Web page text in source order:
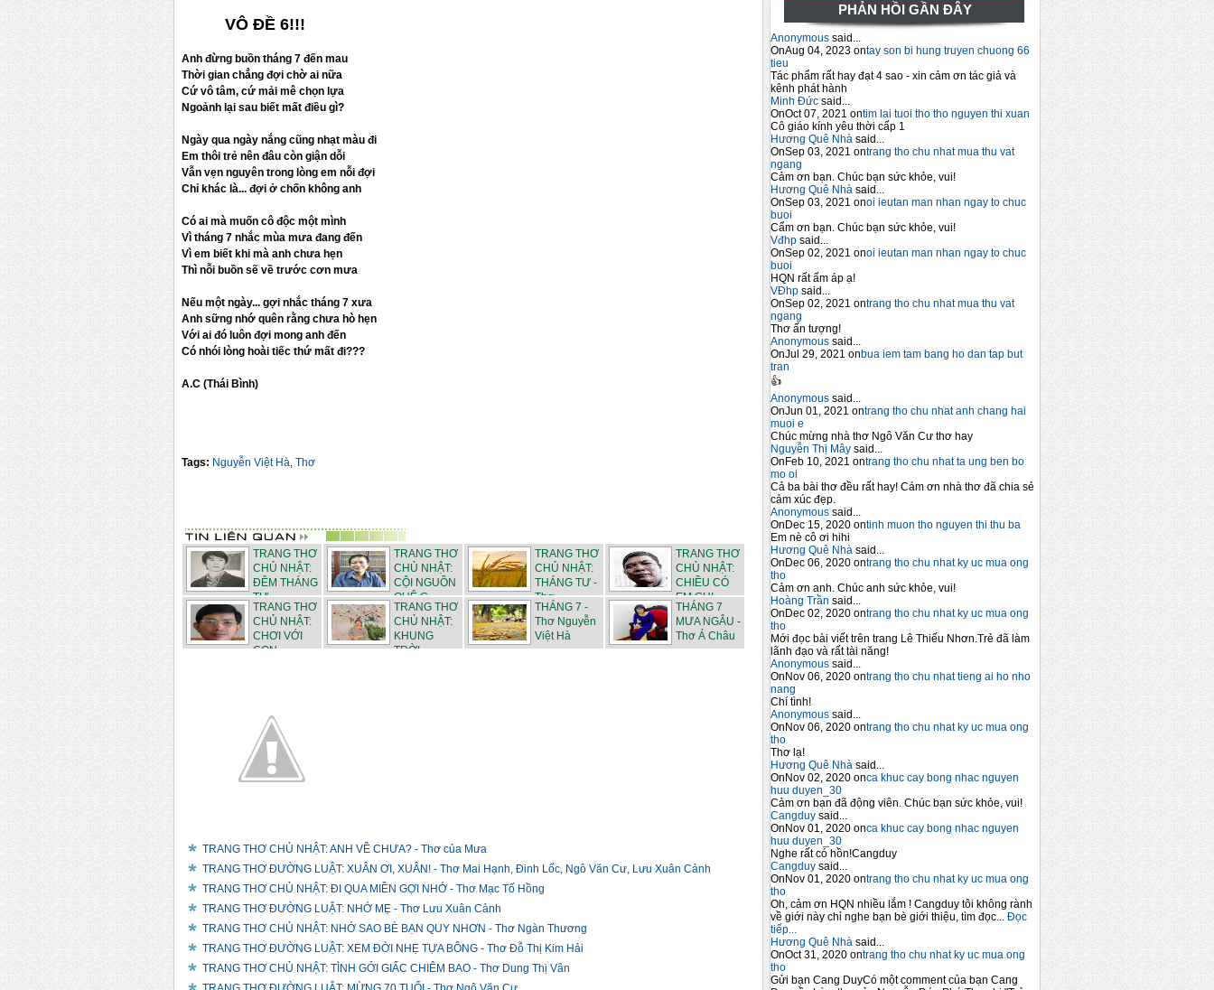
PHẢN HỒI GẦN ĐÂY
Anonymous said...
OnAug 04, 2023 ontay son bi hung truyen chuong 66
tieu
Tác phẩm rất hay đạt 4 sao - xin cảm ơn tác giả và
kênh phát hành
Minh Đức said...
OnOct 07, 2021 ontim lai tuoi tho tho nguyen thi xuan
Cô giáo kính yêu thời cấp 1
Hương Quê Nhà said...
OnSep 03, 2021 ontrang tho chu nhat mua thu vat
ngang
Cảm ơn bạn. Chúc bạn sức khỏe, vui!
Hương Quê Nhà said...
OnSep 03, 2021 onoi ieutan man nhan ngay to chuc
buoi
Cẩm ơn bạn. Chúc bạn sức khỏe, vui!
Vđhp said...
OnSep 02, 2021 onoi ieutan man nhan ngay to chuc
buoi
HQN rất ấm áp ạ!
VĐhp said...
OnSep 02, 2021 ontrang tho chu nhat mua thu vat
ngang
Thơ ấn tượng!
Anonymous said...
OnJul 29, 2021 onbua iem tam bang ho dan tap but
tran
👍
Anonymous said...
OnJun 01, 2021 ontrang tho chu nhat anh chang hai
muoi e
Chúc mừng nhà thơ Ngô Văn Cư thơ hay
Nguyễn Thị Mây said...
OnFeb 10, 2021 ontrang tho chu nhat ta ung ben bo
mo oi
Cả ba bài thơ đều rất hay! Cám ơn nhà thơ đã chia sẻ
cảm xúc đẹp.
Anonymous said...
OnDec 15, 2020 ontinh muon tho nguyen thi thu ba
Em nè cô ơi hihi
Hương Quê Nhà said...
OnDec 06, 2020 ontrang tho chu nhat ky uc mua ong
tho
Cảm ơn anh. Chúc anh sức khỏe, vui!
Hoàng Trần said...
OnDec 02, 2020 ontrang tho chu nhat ky uc mua ong
tho
Mới đọc bài viết trên trang Lê Thiếu Nhơn.Trẻ đã làm
lãnh đạo và rất tài năng!
Anonymous said...
OnNov 06, 2020 ontrang tho chu nhat tieng ai ho nho
nang
Chí tình!
Anonymous said...
OnNov 06, 2020 ontrang tho chu nhat ky uc mua ong
tho
Thơ lạ!
Hương Quê Nhà said...
OnNov 02, 2020 onca khuc cay bong nhac nguyen
huu duyen_30
Cảm ơn bạn đã động viên. Chúc bạn sức khỏe, vui!
Cangduy said...
OnNov 01, 2020 onca khuc cay bong nhac nguyen
huu duyen_30
Nghe rất có hồn!Cangduy
Cangduy said...
OnNov 01, 2020 ontrang tho chu nhat ky uc mua ong
tho
Oh, cảm ơn HQN nhiều lắm ! Cangduy tôi không rành
về giới này chỉ nghe bạn bè giới thiệu, tìm đọc...
Đọc
tiếp...
Hương Quê Nhà said...
OnOct 31, 2020 ontrang tho chu nhat ky uc mua ong
tho
Gửi bạn Cang DuyCó một comment của bạn Cang
VÔ ĐỀ 6!!!
Anh đừng buồn tháng 7 đến mau
Thời gian chẳng đợi chờ ai nữa
Cứ vô tâm, cứ mải mê chọn lựa
Ngoảnh lại sau biết mất điều gì?
Ngày qua ngày nắng cũng nhạt màu đi
Em thôi trẻ nên đâu còn giận dỗi
Vẫn vẹn nguyên trong lòng em nỗi đợi
Chỉ khác là... đợi ở chốn không anh
Có ai mà muốn cô độc một mình
Vì tháng 7 nhắc mùa mưa đang đến
Vì em biết khi mà anh chưa hẹn
Thì nỗi buồn sẽ về trước cơn mưa
Nếu một ngày... gợi nhắc tháng 7 xưa
Anh sững nhớ quên rằng chưa hò hẹn
Với ai đó luôn đợi mong anh đến
Có nhói lòng hoài tiếc thứ mất đi???
A.C (Thái Bình)
Tags: Nguyễn Việt Hà, Thơ
TRANG THƠ
CHỦ NHẬT:
ĐÊM THÁNG
TƯ - ...
TRANG THƠ
CHỦ NHẬT:
CỘI NGUỒN
QUÊ C...
TRANG THƠ
CHỦ NHẬT:
THÁNG TƯ -
Thơ ...
TRANG THƠ
CHỦ NHẬT:
CHIỀU CÓ
EM CHI...
TRANG THƠ
CHỦ NHẬT:
CHƠI VỚI
CON - ...
TRANG THƠ
CHỦ NHẬT:
KHUNG
TRỜI
THÁNG 7 -
Thơ Nguyễn
Việt Hà
THÁNG 7
MƯA NGÂU -
Thơ Á Châu
TRANG THƠ CHỦ NHẬT: ANH VỀ CHƯA? - Thơ của Mưa
TRANG THƠ ĐƯỜNG LUẬT: XUÂN ƠI, XUÂN! - Thơ Mai Hạnh, Đinh Lốc, Ngô Văn Cư, Lưu Xuân Cảnh
TRANG THƠ CHỦ NHẬT: ĐI QUA MIỀN GỢI NHỚ - Thơ Mạc Tố Hồng
TRANG THƠ ĐƯỜNG LUẬT: NHỚ MẸ - Thơ Lưu Xuân Cảnh
TRANG THƠ CHỦ NHẬT: NHỚ SAO BÈ BẠN QUY NHƠN - Thơ Ngàn Thương
TRANG THƠ ĐƯỜNG LUẬT: XEM ĐỜI NHẸ TỰA BÔNG - Thơ Đỗ Thị Kim Hải
TRANG THƠ CHỦ NHẬT: TÌNH GỞI GIẤC CHIÊM BAO - Thơ Dung Thị Vân